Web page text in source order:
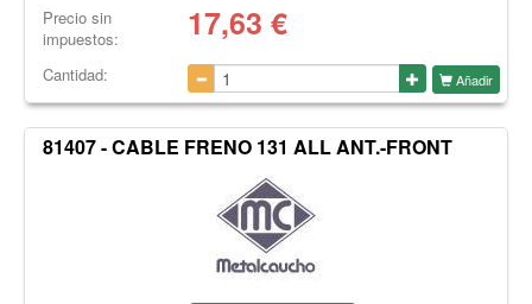
Precio sin
impuestos:
17,63 €
Cantidad: Añadir
81407 - CABLE FRENO 131 ALL ANT.-FRONT